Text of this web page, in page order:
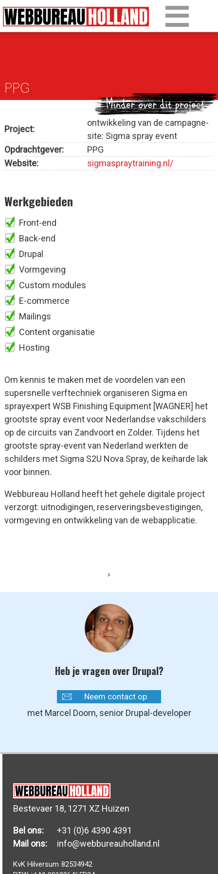
PPG
Over Drupal
Over ons
Artikelen
Tarieven
Project:
ontwikkeling van de campagne-
site: Sigma spray event
Opdrachtgever:
PPG
Website:
sigmaspraytraining.nl/
Werkgebieden
Front-end
Back-end
Drupal
Vormgeving
Custom modules
E-commerce
Mailings
Content organisatie
Hosting
Om kennis te maken met de voordelen van een
supersnelle verftechniek organiseren Sigma en
sprayexpert WSB Finishing Equipment [WAGNER] het
grootste spray event voor Nederlandse vakschilders
op de circuits van Zandvoort en Zolder. Tijdens het
grootste spray-event van Nederland werkten de
schilders met Sigma S2U Nova Spray, de keiharde lak
voor binnen.
Webbureau Holland heeft het gehele digitale project
verzorgt: uitnodigingen, reserveringsbevestigingen,
vormgeving en ontwikkeling van de webapplicatie.
›
Heb je vragen over Drupal?
Neem contact op
met Marcel Doorn, senior Drupal-developer
Bestevaer 18, 1271 XZ Huizen
Bel ons:
+31 (0)6 4390 4391
Mail ons:
info@webbureauholland.nl
KvK Hilversum 82534942